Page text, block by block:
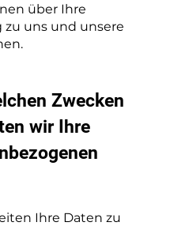
über Ihre
zu uns und unsere
Zwecken
wir Ihre
Ihre Daten zu